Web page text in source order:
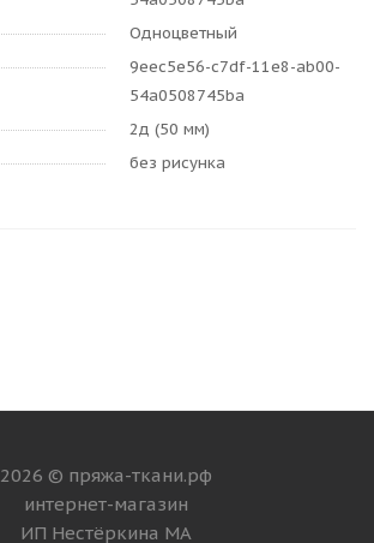
Одноцветный
9eec5e56-c7df-11e8-ab00-
54a0508745ba
2д (50 мм)
без рисунка
2026 © пряжа-ткани.рф
интернет-магазин
ИП Нестёркина МА